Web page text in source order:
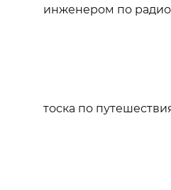
инженером по
тоска по